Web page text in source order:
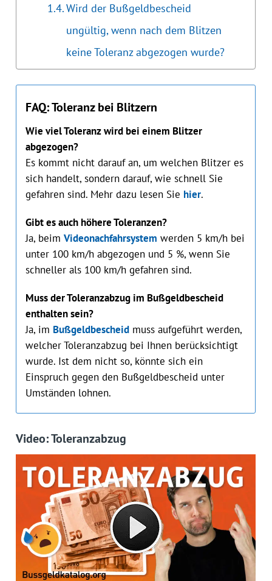
Wird der Bußgeldbescheid
ungültig, wenn nach dem Blitzen
keine Toleranz abgezogen wurde?
FAQ: Toleranz bei Blitzern
Wie viel Toleranz wird bei einem Blitzer
abgezogen?
Es kommt nicht darauf an, um welchen Blitzer es
sich handelt, sondern darauf, wie schnell Sie
gefahren sind. Mehr dazu lesen Sie hier.
Gibt es auch höhere Toleranzen?
Ja, beim Videonachfahrsystem werden 5 km/h bei
unter 100 km/h abgezogen und 5 %, wenn Sie
schneller als 100 km/h gefahren sind.
Muss der Toleranzabzug im Bußgeldbescheid
enthalten sein?
Ja, im Bußgeldbescheidmuss aufgeführt werden,
welcher Toleranzabzug bei Ihnen berücksichtigt
wurde. Ist dem nicht so, könnte sich ein
Einspruch gegen den Bußgeldbescheid unter
Umständen lohnen.
Video: Toleranzabzug